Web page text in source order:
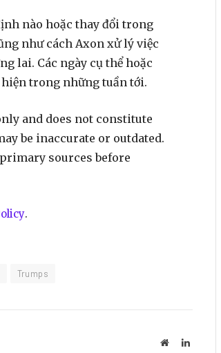
nào hoặc thay đổi trong
như cách Axon xử lý việc
lai. Các ngày cụ thể hoặc
trong những tuần tới.
and does not constitute
be inaccurate or outdated.
sources before
.
Trumps
WebsiteLinkedIn